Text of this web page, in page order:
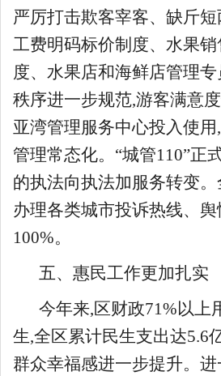
严厉打击欺客宰客、缺斤
工费明码标价制度、水果销
度、水果店和海鲜店管理
秩序进一步规范,游客满意
亚湾管理服务中心投入使用
管理常态化。“城管110”正
的执法向执法加服务转变
办理各类城市投诉热线、
100%。
五、惠民工作更加扎实
今年来,区财政71%以上
生,全区累计民生支出达5.6
群众幸福感进一步提升。